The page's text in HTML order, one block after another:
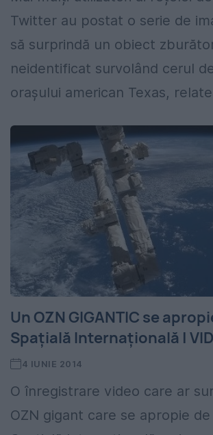
Twitter au postat o serie de
să surprindă un obiect
neidentificat survolând cerul
orașului american Texas,
Un OZN GIGANTIC se
Spaţială Internaţională |
4 IUNIE 2014
O înregistrare video care ar
OZN gigant care se apropie